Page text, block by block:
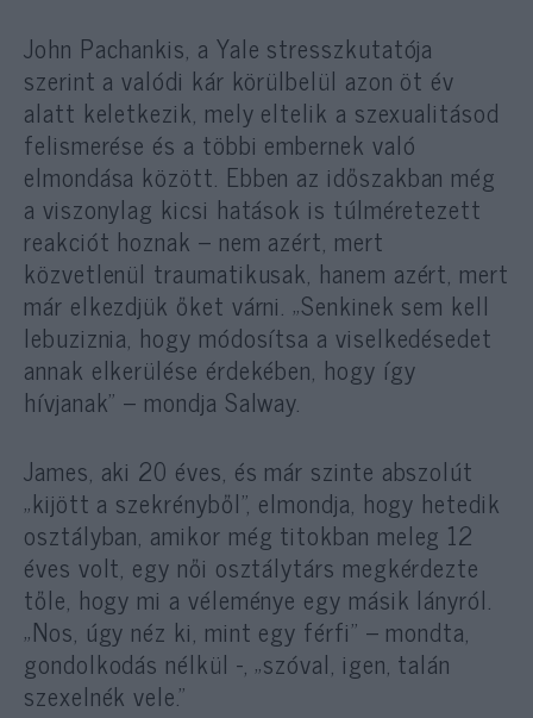
John Pachankis, a Yale stresszkutatója
szerint a valódi kár körülbelül azon öt év
alatt keletkezik, mely eltelik a szexualitásod
felismerése és a többi embernek való
elmondása között. Ebben az időszakban még
a viszonylag kicsi hatások is túlméretezett
reakciót hoznak – nem azért, mert
közvetlenül traumatikusak, hanem azért, mert
már elkezdjük őket várni. „Senkinek sem kell
lebuziznia, hogy módosítsa a viselkedésedet
annak elkerülése érdekében, hogy így
hívjanak” – mondja Salway.
James, aki 20 éves, és már szinte abszolút
„kijött a szekrényből”, elmondja, hogy hetedik
osztályban, amikor még titokban meleg 12
éves volt, egy női osztálytárs megkérdezte
tőle, hogy mi a véleménye egy másik lányról.
„Nos, úgy néz ki, mint egy férfi” – mondta,
gondolkodás nélkül -, „szóval, igen, talán
szexelnék vele.”